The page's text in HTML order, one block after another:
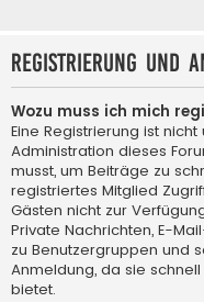
Registrierung und
Wozu muss ich mich
Eine Registrierung ist
Administration dieses
musst, um Beiträge zu
registriertes Mitglied
Gästen nicht zur
Private Nachrichten, E-
zu Benutzergruppen und
Anmeldung, da sie
bietet.